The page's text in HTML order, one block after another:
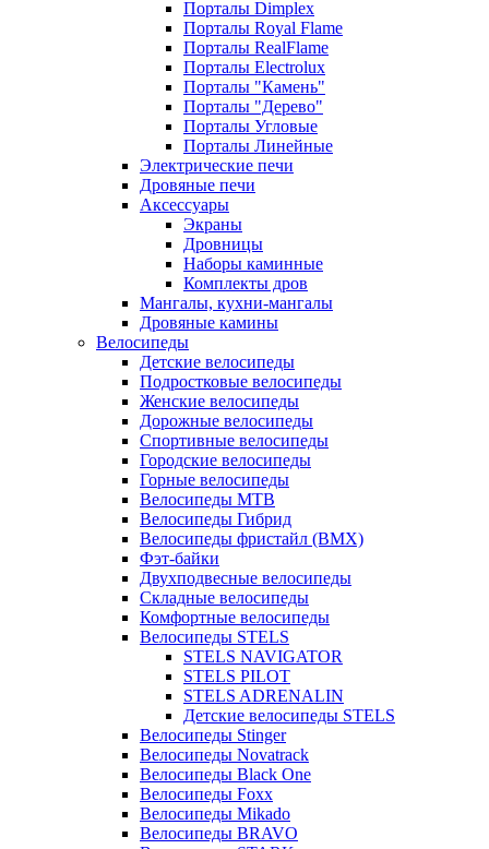
Порталы Dimplex
Порталы Royal Flame
Порталы RealFlame
Порталы Electrolux
Порталы "Камень"
Порталы "Дерево"
Порталы Угловые
Порталы Линейные
Электрические печи
Дровяные печи
Аксессуары
Экраны
Дровницы
Наборы каминные
Комплекты дров
Мангалы, кухни-мангалы
Дровяные камины
Велосипеды
Детские велосипеды
Подростковые велосипеды
Женские велосипеды
Дорожные велосипеды
Спортивные велосипеды
Городские велосипеды
Горные велосипеды
Велосипеды MTB
Велосипеды Гибрид
Велосипеды фристайл (BMX)
Фэт-байки
Двухподвесные велосипеды
Складные велосипеды
Комфортные велосипеды
Велосипеды STELS
STELS NAVIGATOR
STELS PILOT
STELS ADRENALIN
Детские велосипеды STELS
Велосипеды Stinger
Велосипеды Novatrack
Велосипеды Black One
Велосипеды Foxx
Велосипеды Mikado
Велосипеды BRAVO